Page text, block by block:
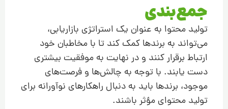
جمع‌بندی
تولید محتوا به عنوان یک استراتژی بازاریابی،
می‌تواند به برندها کمک کند تا با مخاطبان خود
ارتباط برقرار کنند و در نهایت به موفقیت بیشتری
دست یابند. با توجه به چالش‌ها و فرصت‌های
موجود، برندها باید به دنبال راهکارهای نوآورانه برای
تولید محتوای مؤثر باشند.